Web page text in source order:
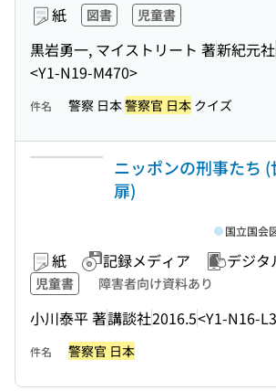
紙 図書 児童書
黒岩勇一, マイストリート 著新紀元社
<Y1-N19-M470>
件名 警察 日本警察官 日本 クイズ
ニッポンの刑事たち
扉)
紙 記録メディア デジタ
児童書
障害者向け資料あり
小川泰平 著講談社2016.5<Y1-N16-
国立国会
件名 警察官 日本